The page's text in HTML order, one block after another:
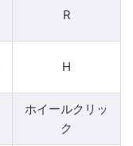
R
H
ホイールクリッ
ク